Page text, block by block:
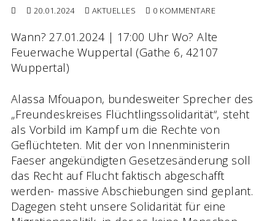
20.01.2024 AKTUELLES 0 KOMMENTARE
Wann? 27.01.2024 | 17:00 Uhr Wo? Alte
Feuerwache Wuppertal (Gathe 6, 42107
Wuppertal)
Alassa Mfouapon, bundesweiter Sprecher des
„Freundeskreises Flüchtlingssolidarität“, steht
als Vorbild im Kampf um die Rechte von
Geflüchteten. Mit der von Innenministerin
Faeser angekündigten Gesetzesänderung soll
das Recht auf Flucht faktisch abgeschafft
werden- massive Abschiebungen sind geplant.
Dagegen steht unsere Solidarität für eine